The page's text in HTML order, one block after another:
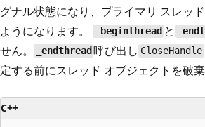
グナル状態になり、プライマリ スレッ
ようになります。
_beginthread と
せん。
_endthread 呼び出し CloseHandle
定する前にスレッド オブジェクトを破棄
C++